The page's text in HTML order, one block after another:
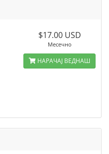
$17.00 USD
Месечно
НАРАЧАЈ ВЕДНАШ